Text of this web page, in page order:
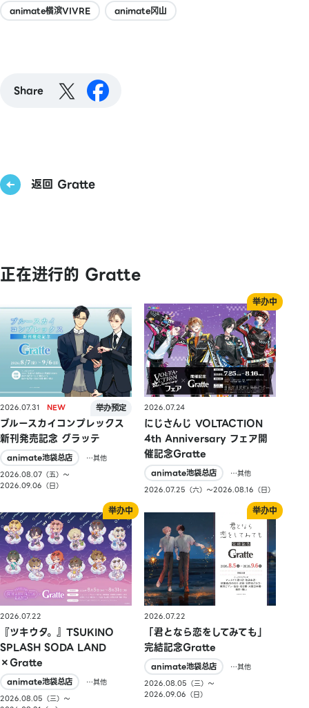
animate横滨VIVRE
animate冈山
Share
返回 Gratte
正在进行的 Gratte
2026.07.31
ブルースカイコンプレックス
新刊発売記念 グラッテ
animate池袋总店
…其他
2026.08.07（五）〜
2026.09.06（日）
2026.07.24
にじさんじ VOLTACTION
4th Anniversary フェア開
催記念Gratte
animate池袋总店
…其他
2026.07.25（六）〜2026.08.16（日）
2026.07.22
『ツキウタ。』TSUKINO
SPLASH SODA LAND
×Gratte
animate池袋总店
…其他
2026.08.05（三）〜
2026.07.22
「君となら恋をしてみても」
完結記念Gratte
animate池袋总店
…其他
2026.08.05（三）〜
2026.09.06（日）